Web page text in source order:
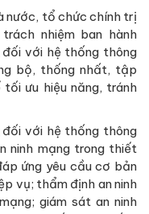
nước, tổ chức chính trị
nhiệm ban hành
đối với hệ thống thông
bộ, thống nhất, tập
ưu hiệu năng, tránh
đối với hệ thống thông
ninh mạng trong thiết
ứng yêu cầu cơ bản
vụ; thẩm định an ninh
giám sát an ninh